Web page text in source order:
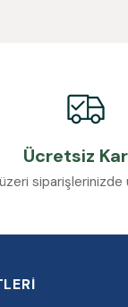
Ücretsiz
siparişlerinizde